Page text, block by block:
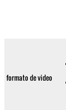
formato de video